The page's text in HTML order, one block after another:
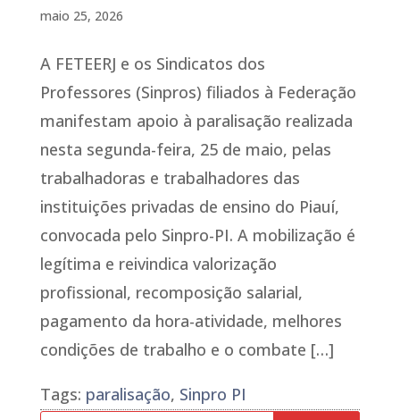
maio 25, 2026
A FETEERJ e os Sindicatos dos
Professores (Sinpros) filiados à Federação
manifestam apoio à paralisação realizada
nesta segunda-feira, 25 de maio, pelas
trabalhadoras e trabalhadores das
instituições privadas de ensino do Piauí,
convocada pelo Sinpro-PI. A mobilização é
legítima e reivindica valorização
profissional, recomposição salarial,
pagamento da hora-atividade, melhores
condições de trabalho e o combate […]
Tags: paralisação, Sinpro PI